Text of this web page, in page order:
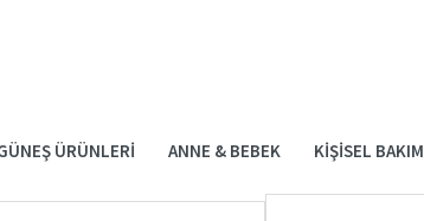
ÜRÜNLERI ANNE & BEBEK KIŞISEL BAKIM